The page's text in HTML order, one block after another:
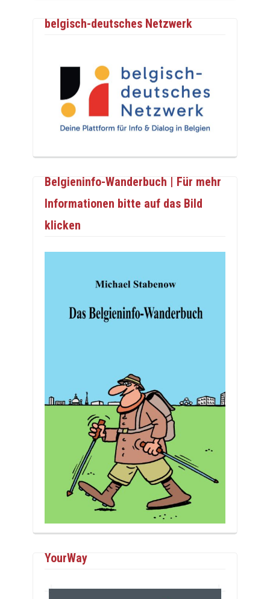
belgisch-deutsches Netzwerk
Belgieninfo-Wanderbuch | Für mehr
Informationen bitte auf das Bild
klicken
YourWay